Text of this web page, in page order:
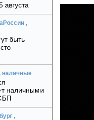
августа
,
быть
наличные
наличными
,